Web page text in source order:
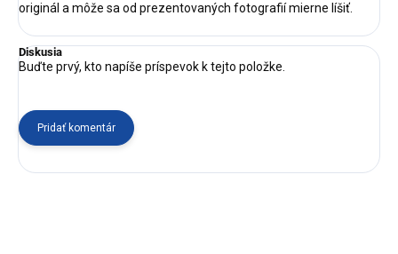
originál a môže sa od prezentovaných fotografií mierne líšiť.
Diskusia
Buďte prvý, kto napíše príspevok k tejto položke.
Pridať komentár